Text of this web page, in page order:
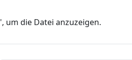
', um die Datei anzuzeigen.